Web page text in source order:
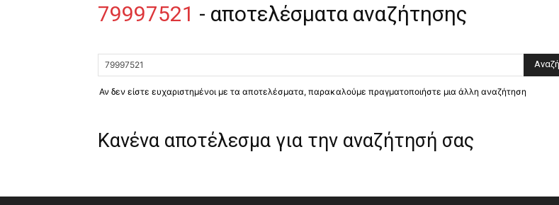
79997521 - αποτελέσματα αναζήτησης
Αν δεν είστε ευχαριστημένοι με τα αποτελέσματα, παρακαλούμε πραγματοποιήστε μια άλλη αναζήτηση
Κανένα αποτέλεσμα για την αναζήτησή σας